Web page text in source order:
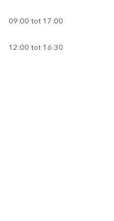
09:00 tot 17:00
12:00 tot 16:30